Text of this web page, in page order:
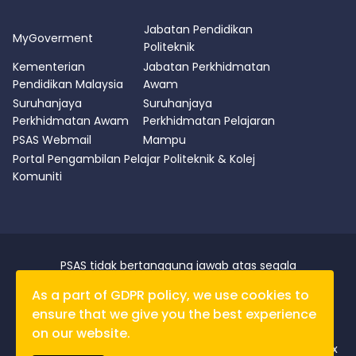
MyGoverment
Jabatan Pendidikan
Politeknik
Kementerian
Pendidikan Malaysia
Jabatan Perkhidmatan
Awam
Suruhanjaya
Perkhidmatan Awam
Suruhanjaya
Perkhidmatan Pelajaran
PSAS Webmail
Mampu
Portal Pengambilan Pelajar Politeknik & Kolej
Komuniti
PSAS tidak bertanggung jawab atas segala
diperolehi dari laman portal ini.
Penafian|Dasar Privasi|Dasar Keselamatan|Notis
Hakcipta
Paparan Terbaik: Firefox / Chrome dengan resolusi 1280 x
As a part of GDPR policy, we use cookies to
ensure that we give you the best experience
on our website.